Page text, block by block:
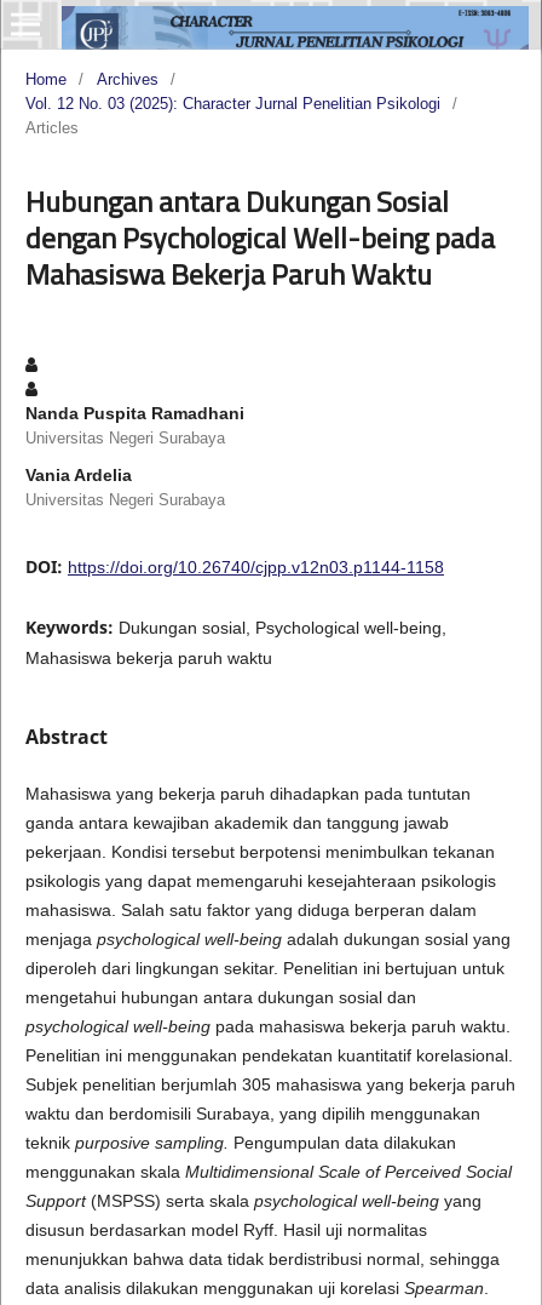
Home / Archives
/
Vol. 12 No. 03 (2025): Character Jurnal Penelitian Psikologi
/
Articles
Hubungan antara Dukungan Sosial
dengan Psychological Well-being pada
Mahasiswa Bekerja Paruh Waktu
Nanda Puspita Ramadhani
Universitas Negeri Surabaya
Vania Ardelia
Universitas Negeri Surabaya
DOI: https://doi.org/10.26740/cjpp.v12n03.p1144-1158
Keywords: Dukungan sosial, Psychological well-being,
Mahasiswa bekerja paruh waktu
Abstract
Mahasiswa yang bekerja paruh dihadapkan pada tuntutan
ganda antara kewajiban akademik dan tanggung jawab
pekerjaan. Kondisi tersebut berpotensi menimbulkan tekanan
psikologis yang dapat memengaruhi kesejahteraan psikologis
mahasiswa. Salah satu faktor yang diduga berperan dalam
menjaga psychological well-beingadalah dukungan sosial yang
diperoleh dari lingkungan sekitar. Penelitian ini bertujuan untuk
mengetahui hubungan antara dukungan sosial dan
psychological well-beingpada mahasiswa bekerja paruh waktu.
Penelitian ini menggunakan pendekatan kuantitatif korelasional.
Subjek penelitian berjumlah 305 mahasiswa yang bekerja paruh
waktu dan berdomisili Surabaya, yang dipilih menggunakan
teknik purposive sampling. Pengumpulan data dilakukan
menggunakan skala Multidimensional Scale of Perceived Social
Support(MSPSS) serta skala psychological well-beingyang
disusun berdasarkan model Ryff. Hasil uji normalitas
menunjukkan bahwa data tidak berdistribusi normal, sehingga
data analisis dilakukan menggunakan uji korelasi Spearman